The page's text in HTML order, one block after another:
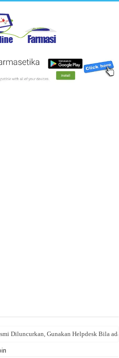
Diluncurkan, Gunakan Helpdesk Bila